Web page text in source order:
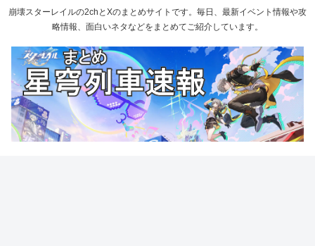
崩壊スターレイルの2chとXのまとめサイトです。毎日、最新イベント情報や攻
略情報、面白いネタなどをまとめてご紹介しています。